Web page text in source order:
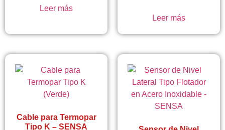
Leer más
Leer más
Cable para Termopar
Tipo K – SENSA